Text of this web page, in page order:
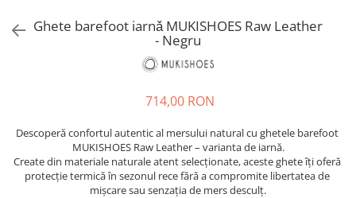
Șosete-pantofi
Reduceri
Ghete barefoot iarnǎ MUKISHOES Raw Leather
- Negru
714,00 RON
Descoperă confortul autentic al mersului natural cu ghetele barefoot
MUKISHOES Raw Leather – varianta de iarnă.
Create din materiale naturale atent selecționate, aceste ghete îți oferă
protecție termică în sezonul rece fără a compromite libertatea de
mișcare sau senzația de mers desculț.